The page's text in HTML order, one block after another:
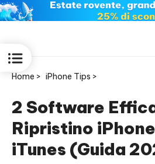
ReiBoot
for iOS
Home > iPhone Tips >
2 Software
Ripristino
iTunes (Guida